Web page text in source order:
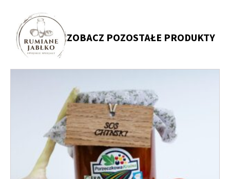
ZOBACZ POZOSTAŁE PRODUKTY